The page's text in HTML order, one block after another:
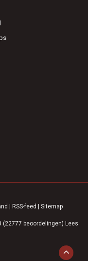
| RSS-feed | Sitemap
(22777 beoordelingen) Lees